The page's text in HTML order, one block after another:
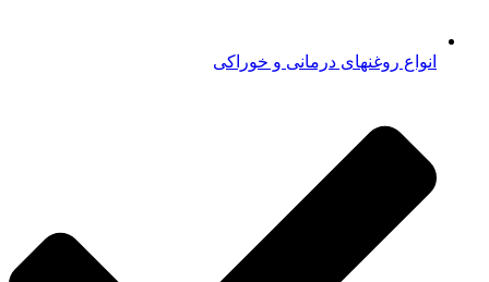
انواع روغنهای درمانی و خوراکی